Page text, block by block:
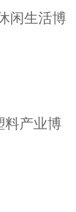
闲生活博
料产业博